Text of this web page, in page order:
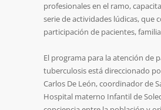
profesionales en el ramo,
serie de actividades lúdicas, que
participación de pacientes,
El programa para la atención de
tuberculosis está direccionado
Carlos De León, coordinador de
Hospital materno Infantil de